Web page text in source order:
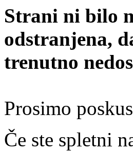
Strani ni bilo
odstranjena,
trenutno
Prosimo
Če ste spletni